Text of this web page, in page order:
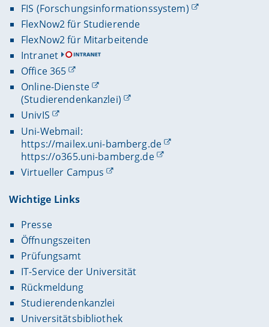
FIS (Forschungsinformationssystem)
FlexNow2 für Studierende
FlexNow2 für Mitarbeitende
Intranet
Office 365
Online-Dienste
(Studierendenkanzlei)
UnivIS
Uni-Webmail:
https://mailex.uni-bamberg.de
https://o365.uni-bamberg.de
Virtueller Campus
Wichtige Links
Presse
Öffnungszeiten
Prüfungsamt
IT-Service der Universität
Rückmeldung
Studierendenkanzlei
Universitätsbibliothek